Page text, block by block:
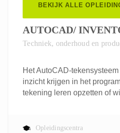
BEKIJK ALLE
AUTOCAD/
Techniek, onderhoud en
Het AutoCAD-
inzicht krijgen in het
tekening leren opzetten of
Opleidingscentra